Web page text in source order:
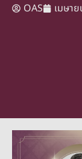
OAS เมษา